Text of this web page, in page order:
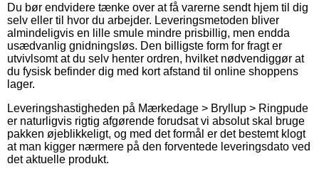
Du bør endvidere tænke over at få varerne sendt hjem til dig
selv eller til hvor du arbejder. Leveringsmetoden bliver
almindeligvis en lille smule mindre prisbillig, men endda
usædvanlig gnidningsløs. Den billigste form for fragt er
utvivlsomt at du selv henter ordren, hvilket nødvendiggør at
du fysisk befinder dig med kort afstand til online shoppens
lager.
Leveringshastigheden på Mærkedage > Bryllup > Ringpude
er naturligvis rigtig afgørende forudsat vi absolut skal bruge
pakken øjeblikkeligt, og med det formål er det bestemt klogt
at man kigger nærmere på den forventede leveringsdato ved
det aktuelle produkt.